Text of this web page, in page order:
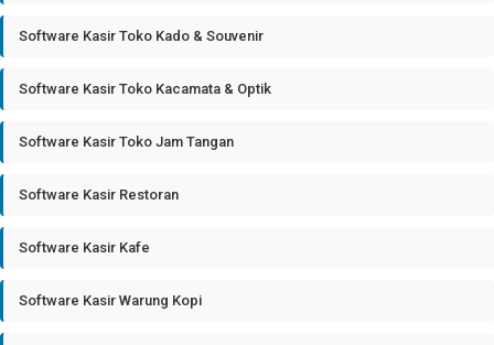
Software Kasir Toko Kado & Souvenir
Software Kasir Toko Kacamata & Optik
Software Kasir Toko Jam Tangan
Software Kasir Restoran
Software Kasir Kafe
Software Kasir Warung Kopi